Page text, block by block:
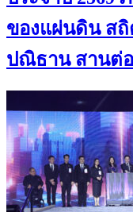
ของแผ่นดิน ส
ปณิธาน สานต่